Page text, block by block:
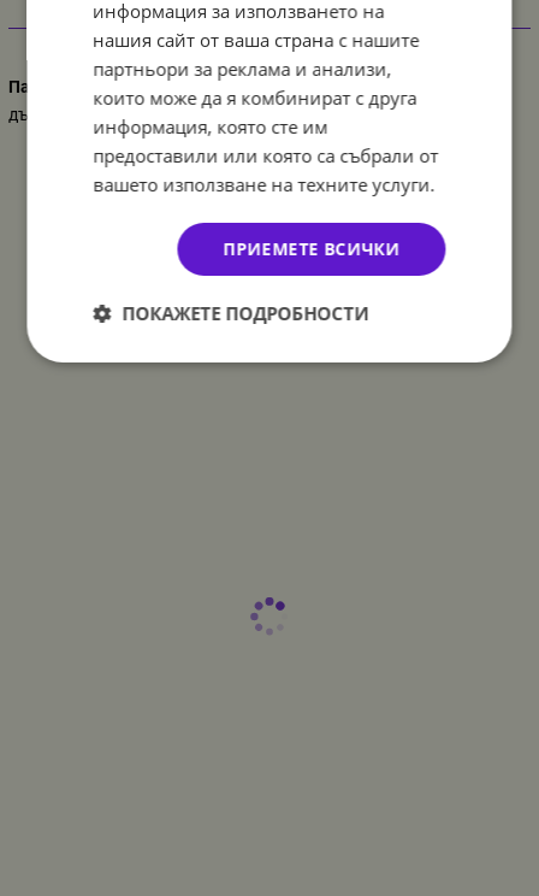
Характеристики
Парти украса
дъга
информация за използването на
нашия сайт от ваша страна с нашите
партньори за реклама и анализи,
които може да я комбинират с друга
информация, която сте им
предоставили или която са събрали от
вашето използване на техните услуги.
ПРИЕМЕТЕ ВСИЧКИ
ПОКАЖЕТЕ ПОДРОБНОСТИ